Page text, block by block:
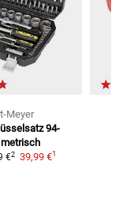
Meyer
94-
€2 39,99 €1